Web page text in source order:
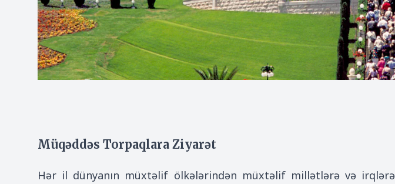
Müqəddəs Torpaqlara Ziyarət
Hər il dünyanın müxtəlif ölkələrindən müxtəlif millətlərə və irqlərə